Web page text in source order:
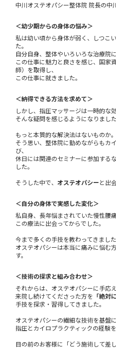
中川オステオパシー整体院 院長の中
＜幼少期からの身体の悩み＞
私は幼い頃から身体が弱く、しつこ
た。
自分自身、整体やいろいろな治療院
この仕事に魅力と良さを感じ、国家
師）を取得し、
この仕事に就きました。
＜納得できる方法を求めて＞
しかし、指圧マッサージは一時的な
そんな疑問を感じるようになりました
もっと本質的な解決法はないものか。
そう思い、整体院に勤めながらもカ
び、
休日には関連のセミナーに参加する
した。
そうした中で、オステオパシーと出
＜自分の身体で実感した変化＞
私自身、長年悩まされていた慢性腰
この療法に出会ってからでした。
今まで多くの手技を教わってきました
オステオパシーは本当に痛みに悩む
す。
＜技術の探求と組み合わせ＞
それからは、オステオパシーに手応え
来院し続けてくださった方を 「絶対
手技を探求・習得してきました。
オステオパシーの繊細な技術を基盤に
指圧とカイロプラクティックの経験を
目の前のお客様に「どう施術して差